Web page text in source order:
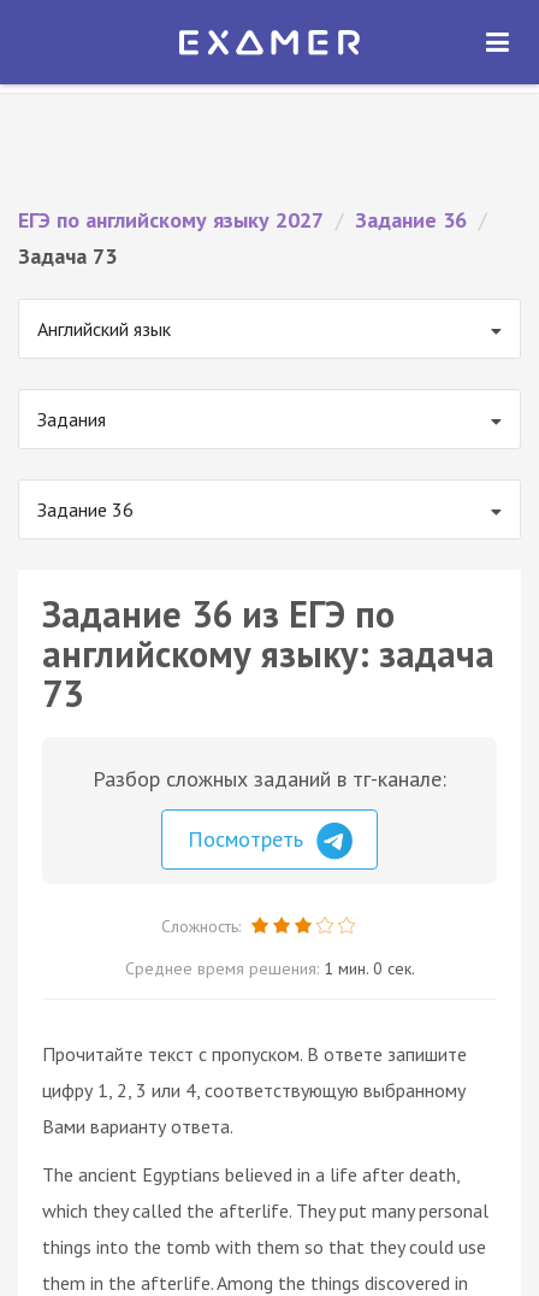
Экзамер — ЕГЭ 2027
ОТКРЫТЬ
ЕГЭ по английскому языку 2027 / Задание 36 /
Задача 73
Английский язык
Задания
Задание 36
Задание 36 из ЕГЭ по
английскому языку: задача
73
Разбор сложных заданий в тг-канале:
Посмотреть
Сложность:
Среднее время решения: 1 мин. 0 сек.
Прочитайте текст с пропуском. В ответе запишите
цифру 1, 2, 3 или 4, соответствующую выбранному
Вами варианту ответа.
The ancient Egyptians believed in a life after death,
which they called the afterlife. They put many personal
things into the tomb with them so that they could use
them in the afterlife. Among the things discovered in